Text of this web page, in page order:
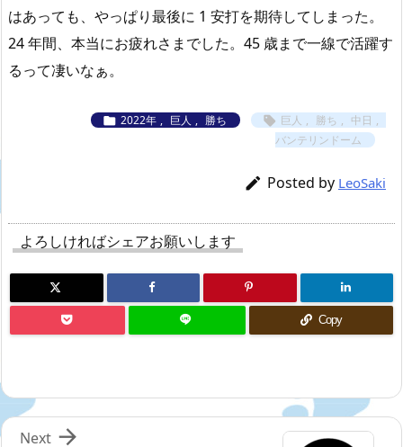
はあっても、やっぱり最後に 1 安打を期待してしまった。
24 年間、本当にお疲れさまでした。45 歳まで一線で活躍す
るって凄いなぁ。
 2022年 , 巨人 , 勝ち  巨人 , 勝ち , 中日 ,
バンテリンドーム
 Posted by LeoSaki
よろしければシェアお願いします
Copy

Next